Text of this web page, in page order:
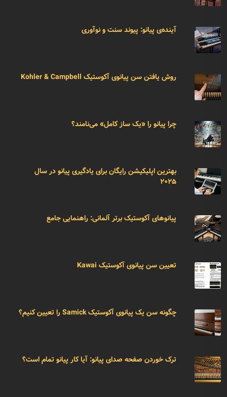
آینده‌ی پیانو: پیوند سنت و نوآوری
روش یافتن سن پیانوی آکوستیک Kohler & Campbell
چرا پیانو را «یک ساز کامل» می‌نامند؟
بهترین اپلیکیشن رایگان برای یادگیری پیانو در سال
۲۰۲۵
پیانوهای آکوستیک برتر آلمانی: راهنمایی جامع
تعیین سن پیانوی آکوستیک Kawai
چگونه سن یک پیانوی آکوستیک Samick را تعیین کنیم؟
ترک خوردن صفحه صدای پیانو: آیا کار پیانو تمام است؟